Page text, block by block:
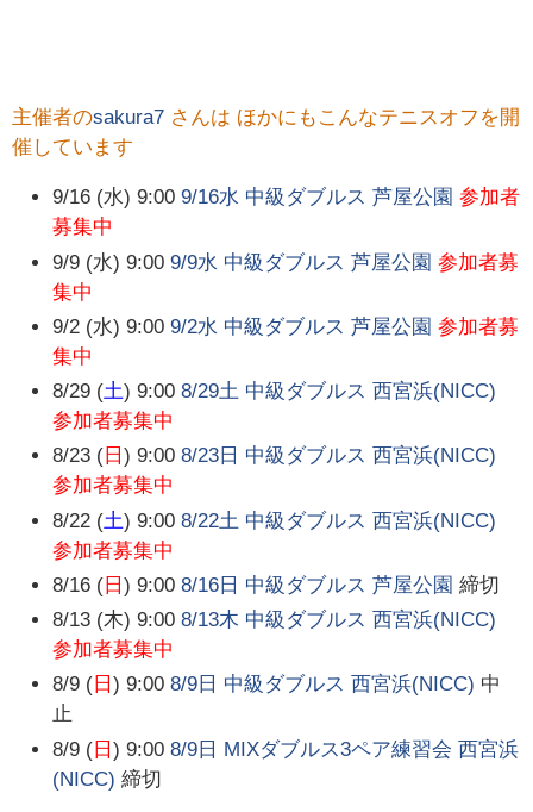
主催者のsakura7 さんは ほかにもこんなテニスオフを開
催しています
9/16 (水) 9:00 9/16水 中級ダブルス 芦屋公園 参加者
募集中
9/9 (水) 9:00 9/9水 中級ダブルス 芦屋公園 参加者募
集中
9/2 (水) 9:00 9/2水 中級ダブルス 芦屋公園 参加者募
集中
8/29 (土) 9:00 8/29土 中級ダブルス 西宮浜(NICC)
参加者募集中
8/23 ( 日) 9:00 8/23日 中級ダブルス 西宮浜(NICC)
参加者募集中
8/22 (土) 9:00 8/22土 中級ダブルス 西宮浜(NICC)
参加者募集中
8/16 ( 日) 9:00 8/16日 中級ダブルス 芦屋公園 締切
8/13 (木) 9:00 8/13木 中級ダブルス 西宮浜(NICC)
参加者募集中
8/9 ( 日) 9:00 8/9日 中級ダブルス 西宮浜(NICC) 中
止
8/9 ( 日) 9:00 8/9日 MIXダブルス3ペア練習会 西宮浜
(NICC) 締切